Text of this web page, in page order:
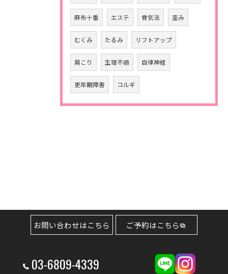
麻布十番 エステ 骨気法 歪み
むくみ たるみ リフトアップ
肩こり 生理不順 自律神経
更年期障害 コルギ
03-6809-4339
お問い合わせはこちら ご予約はこちら